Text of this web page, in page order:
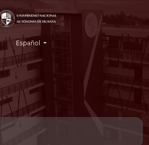
Cambiar el idioma. El idioma actual es:
Español